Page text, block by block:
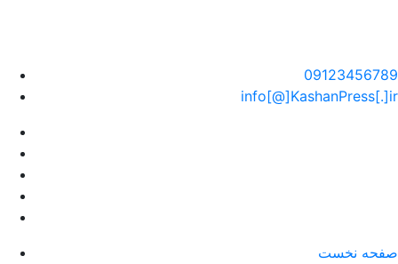
09123456789
info[@]KashanPress[.]ir
صفحه نخست